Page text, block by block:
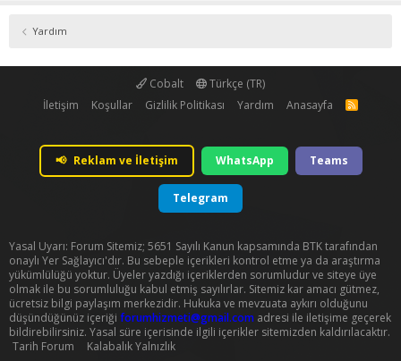
Yardım
Cobalt
Türkçe (TR)
İletişim
Koşullar Gizlilik Politikası Yardım Anasayfa
R
📢 Reklam ve İletişim WhatsApp Teams
Telegram
Yasal Uyarı: Forum Sitemiz; 5651 Sayılı Kanun kapsamında BTK tarafından
onaylı Yer Sağlayıcı'dır. Bu sebeple içerikleri kontrol etme ya da araştırma
yükümlülüğü yoktur. Üyeler yazdığı içeriklerden sorumludur ve siteye üye
olmak ile bu sorumluluğu kabul etmiş sayılırlar. Sitemiz kar amacı gütmez,
ücretsiz bilgi paylaşım merkezidir. Hukuka ve mevzuata aykırı olduğunu
düşündüğünüz içeriği forumhizmeti@gmail.com adresi ile iletişime geçerek
bildirebilirsiniz. Yasal süre içerisinde ilgili içerikler sitemizden kaldırılacaktır.
Tarih Forum
Kalabalık Yalnızlık